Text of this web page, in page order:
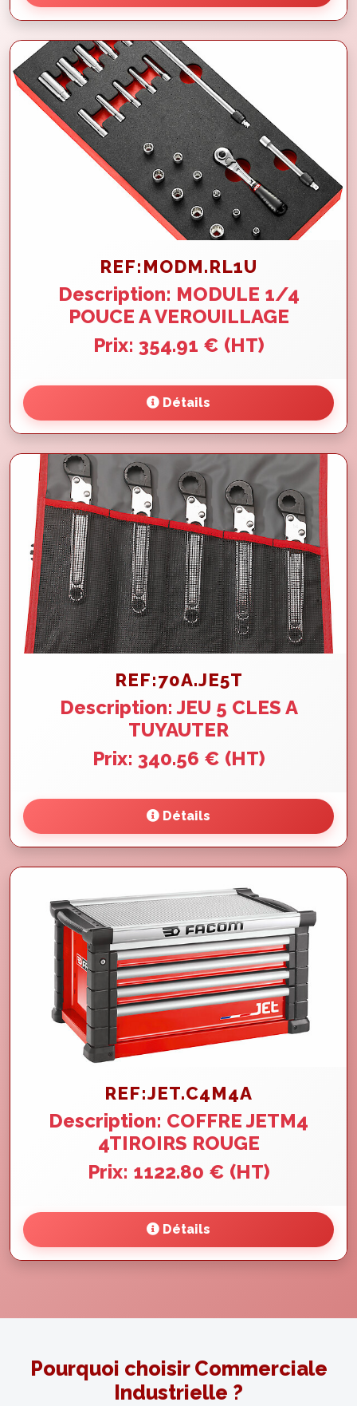
REF:MODM.RL1U
Description: MODULE 1/4
POUCE A VEROUILLAGE
Prix: 354.91 € (HT)
Détails
REF:70A.JE5T
Description: JEU 5 CLES A
TUYAUTER
Prix: 340.56 € (HT)
Détails
REF:JET.C4M4A
Description: COFFRE JETM4
4TIROIRS ROUGE
Prix: 1122.80 € (HT)
Détails
Pourquoi choisir Commerciale
Industrielle ?